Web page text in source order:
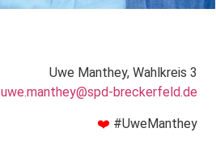
Uwe Manthey, Wahlkreis 3
uwe.manthey@spd-breckerfeld.de
❤️ #UweManthey